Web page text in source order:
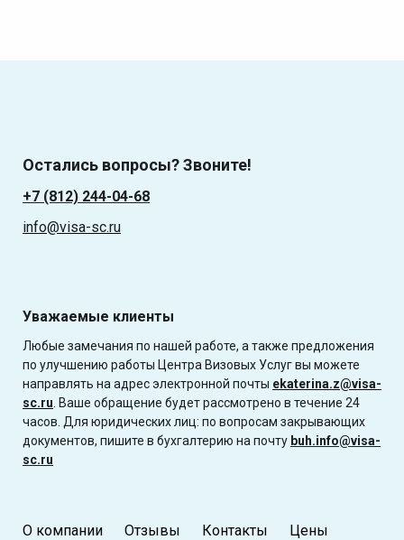
Остались вопросы? Звоните!
+7 (812) 244-04-68
info@visa-sc.ru
Уважаемые клиенты
Любые замечания по нашей работе, а также предложения
по улучшению работы Центра Визовых Услуг вы можете
направлять на адрес электронной почты ekaterina.z@visa-
sc.ru . Ваше обращение будет рассмотрено в течение 24
часов. Для юридических лиц: по вопросам закрывающих
документов, пишите в бухгалтерию на почту buh.info@visa-
sc.ru
О компании Отзывы Контакты
Цены